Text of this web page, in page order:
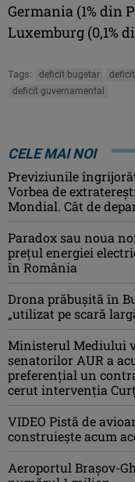
Germania (1% din
Luxemburg (0,1%
Tags: deficit bugetar
deficit guvernamental
CELE MAI NOI
Previziunile
Vorbea de
Mondial. Cât de
Paradox sau noua
prețul energiei
în România
Drona prăbuşită în
„utilizat pe scară
Ministerul Mediului
senatorilor AUR a
preferențial un
cerut intervenția
VIDEO Pistă de
construiește acum
Aeroportul Brașov-